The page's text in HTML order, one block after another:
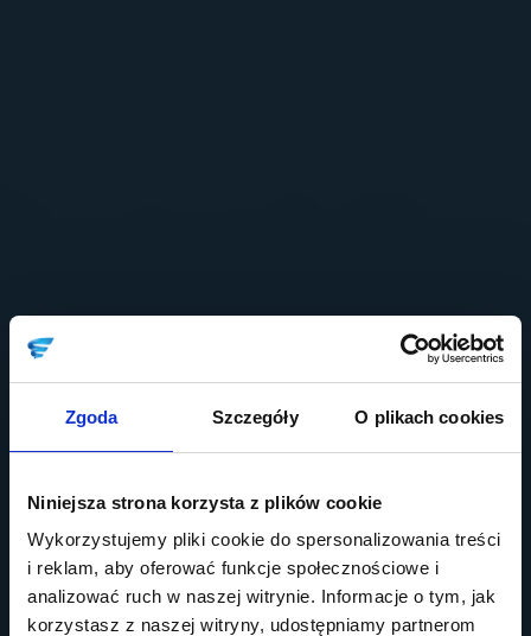
Zgoda Szczegóły O plikach cookies
Niniejsza strona korzysta z plików cookie
Wykorzystujemy pliki cookie do spersonalizowania treści
i reklam, aby oferować funkcje społecznościowe i
analizować ruch w naszej witrynie. Informacje o tym, jak
korzystasz z naszej witryny, udostępniamy partnerom